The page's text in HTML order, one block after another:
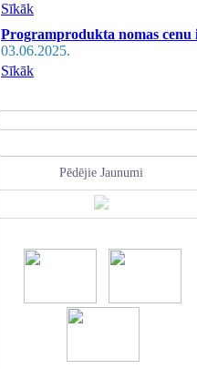
Sīkāk
Programprodukta nomas
03.06.2025.
Sīkāk
Pēdējie Jaunumi